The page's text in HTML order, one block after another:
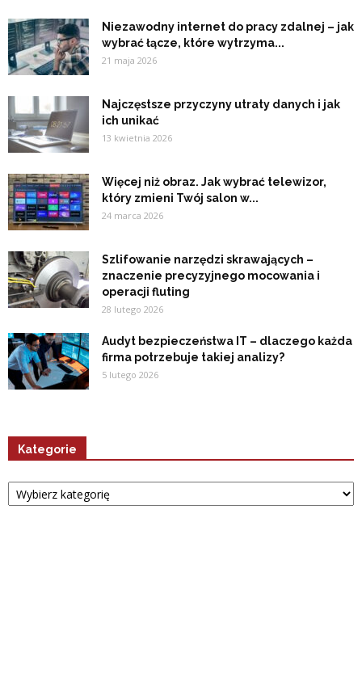
Niezawodny internet do pracy zdalnej – jak
wybrać łącze, które wytrzyma...
21 maja 2026
Najczęstsze przyczyny utraty danych i jak
ich unikać
13 kwietnia 2026
Więcej niż obraz. Jak wybrać telewizor,
który zmieni Twój salon w...
24 marca 2026
Szlifowanie narzędzi skrawających –
znaczenie precyzyjnego mocowania i
operacji fluting
28 lutego 2026
Audyt bezpieczeństwa IT – dlaczego każda
firma potrzebuje takiej analizy?
5 lutego 2026
Kategorie
Kategorie